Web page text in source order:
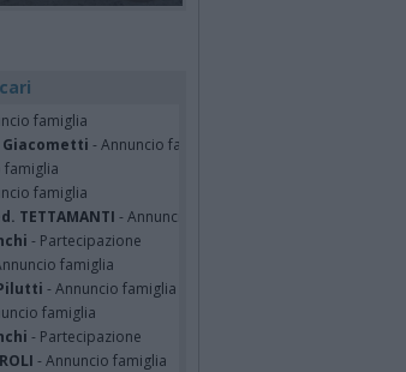
famiglia
- Annuncio famiglia
famiglia
famiglia
TETTAMANTI - Annuncio famiglia
- Partecipazione
famiglia
- Annuncio famiglia
famiglia
- Partecipazione
- Annuncio famiglia